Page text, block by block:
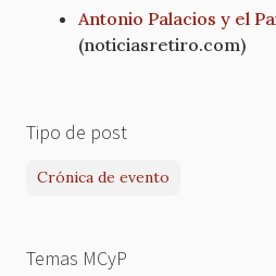
Antonio Palacios y el
(noticiasretiro.com)
Tipo de post
Crónica de evento
Temas MCyP